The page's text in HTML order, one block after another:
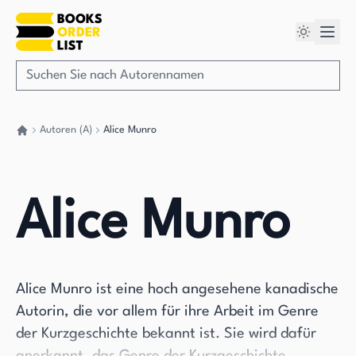
Autoren (A) Alice Munro
Alice Munro
Alice Munro ist eine hoch angesehene kanadische
Autorin, die vor allem für ihre Arbeit im Genre
der Kurzgeschichte bekannt ist. Sie wird dafür